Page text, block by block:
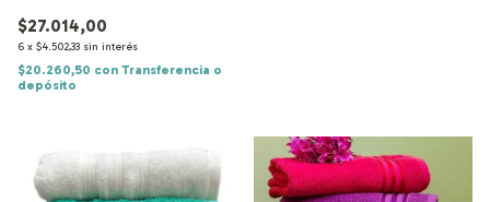
$27.014,00
6 x $4.502,33 sin interés
$20.260,50 con Transferencia o
depósito